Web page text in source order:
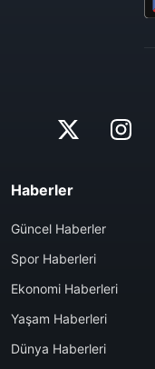
Haberler
Güncel Haberler
Spor Haberleri
Ekonomi Haberleri
Yaşam Haberleri
Dünya Haberleri